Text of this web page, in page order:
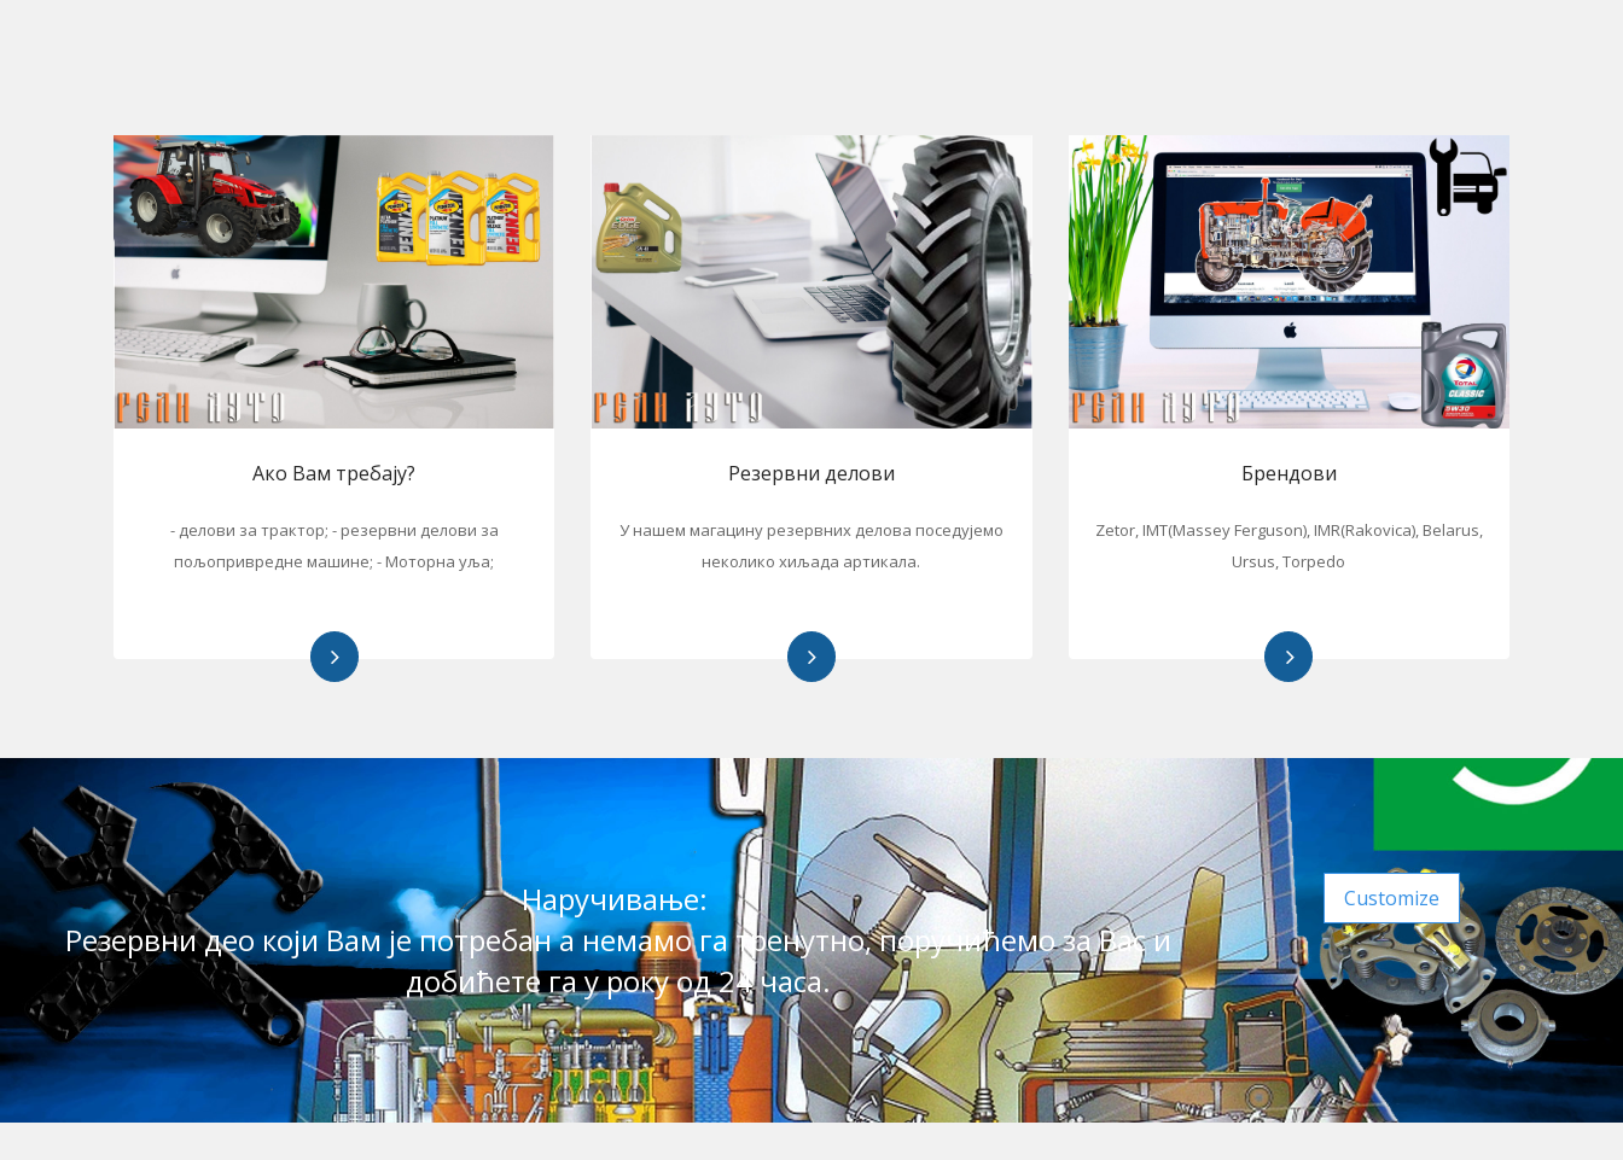
Петровац на Млави
www.reliauto.rs РЕЛИ АУТО
Гарантовано најбољи
Ако Вам требају?
- делови за трактор; - резервни делови за
пољопривредне машине; - Моторна уља;
Резервни делови
У нашем магацину резервних делова поседујемо
неколико хиљада артикала.
Брендови
Zetor, IMT(Massey Ferguson), IMR(Rakovica), Belarus,
Ursus, Torpedo
Наручивање:
Резервни део који Вам је потребан а немамо га тренутно, поручићемо за Вас и
добићете га у року од 24 часа.
Customize